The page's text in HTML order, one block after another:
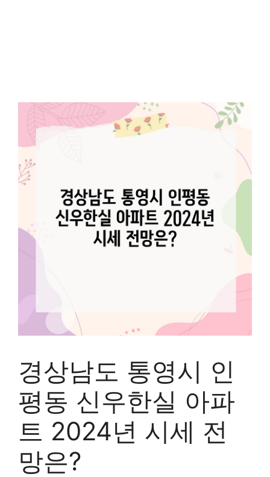
경상남도 통영시 인
평동 신우한실 아파
트 2024년 시세 전
망은?